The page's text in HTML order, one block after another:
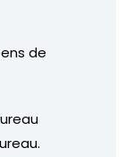
de